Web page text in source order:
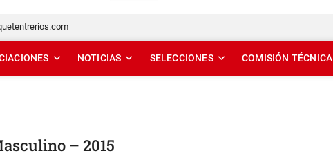
BÁSQUET DE ENTRE RÍOS
NOTICIAS SELECCIONES COMISIÓN TÉCNICA
– 2015